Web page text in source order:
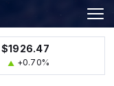
$1926.47
+0.70%